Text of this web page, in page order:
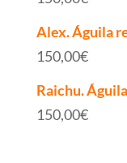
Alex. Águila
150,00€
Raichu.
150,00€